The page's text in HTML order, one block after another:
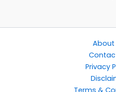
About
Privacy
Terms &